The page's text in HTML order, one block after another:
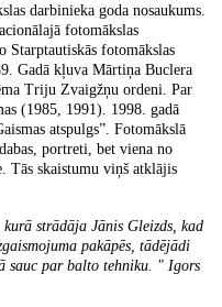
darbinieka goda nosaukums.
fotomākslas
Starptautiskās fotomākslas
Gadā kļuva Mārtiņa Buclera
Triju Zvaigžņu ordeni. Par
(1985, 1991). 1998. gadā
atspulgs”. Fotomākslā
portreti, bet viena no
Tās skaistumu viņš atklājis
strādāja Jānis Gleizds, kad
pakāpēs, tādējādi
sauc par balto tehniku. " Igors